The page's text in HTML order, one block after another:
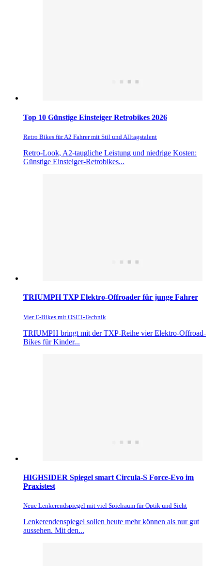
Top 10 Günstige Einsteiger Retrobikes 2026
Retro Bikes für A2 Fahrer mit Stil und Alltagstalent
Retro-Look, A2-taugliche Leistung und niedrige Kosten:
Günstige Einsteiger-Retrobikes...
TRIUMPH TXP Elektro-Offroader für junge Fahrer
Vier E-Bikes mit OSET-Technik
TRIUMPH bringt mit der TXP-Reihe vier Elektro-Offroad-
Bikes für Kinder...
HIGHSIDER Spiegel smart Circula-S Force-Evo im
Praxistest
Neue Lenkerendspiegel mit viel Spielraum für Optik und Sicht
Lenkerendenspiegel sollen heute mehr können als nur gut
aussehen. Mit den...